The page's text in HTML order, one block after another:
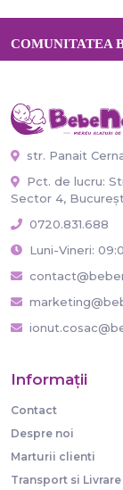
COMUNITATEA
str. Panait
Pct. de lucru:
Sector 4,
0720.831.688
Luni-Vineri:
Informaţii
Contact
Despre noi
Marturii clienti
Transport si Livrare